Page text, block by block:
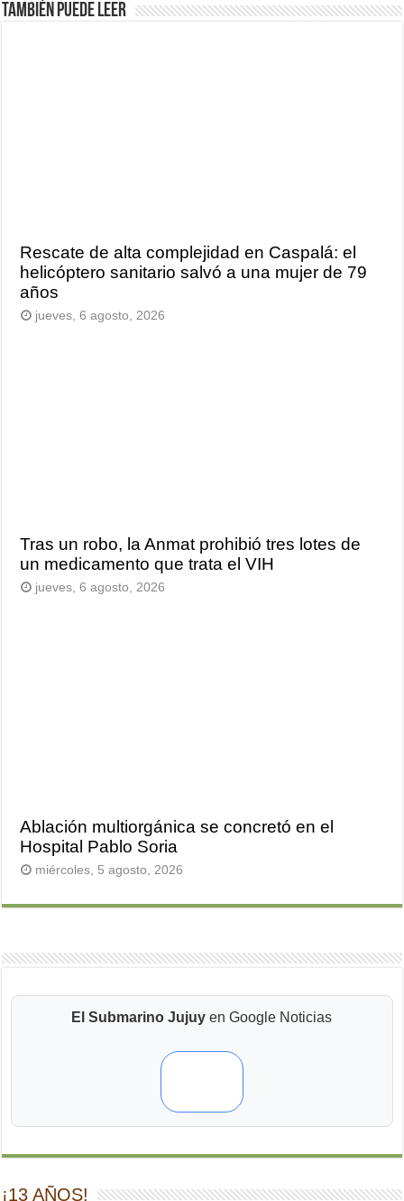
También puede leer
Rescate de alta complejidad en Caspalá: el
helicóptero sanitario salvó a una mujer de 79
años
jueves, 6 agosto, 2026
Tras un robo, la Anmat prohibió tres lotes de
un medicamento que trata el VIH
jueves, 6 agosto, 2026
Ablación multiorgánica se concretó en el
Hospital Pablo Soria
miércoles, 5 agosto, 2026
El Submarino Jujuy en Google Noticias
¡13 AÑOS!